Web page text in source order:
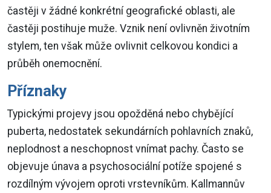
častěji v žádné konkrétní geografické oblasti, ale
častěji postihuje muže. Vznik není ovlivněn životním
stylem, ten však může ovlivnit celkovou kondici a
průběh onemocnění.
Příznaky
Typickými projevy jsou opožděná nebo chybějící
puberta, nedostatek sekundárních pohlavních znaků,
neplodnost a neschopnost vnímat pachy. Často se
objevuje únava a psychosociální potíže spojené s
rozdílným vývojem oproti vrstevníkům. Kallmannův